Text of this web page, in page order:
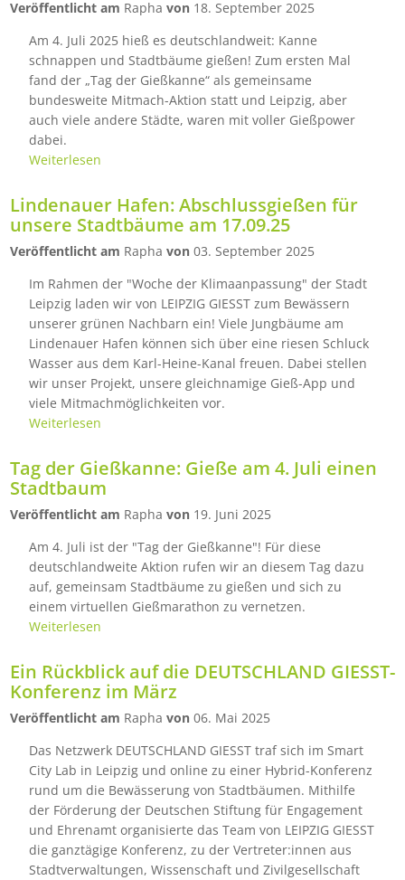
Veröffentlicht am Rapha von 18. September 2025
Am 4. Juli 2025 hieß es deutschlandweit: Kanne
schnappen und Stadtbäume gießen! Zum ersten Mal
fand der „Tag der Gießkanne“ als gemeinsame
bundesweite Mitmach-Aktion statt und Leipzig, aber
auch viele andere Städte, waren mit voller Gießpower
dabei.
Weiterlesen
Lindenauer Hafen: Abschlussgießen für
unsere Stadtbäume am 17.09.25
Veröffentlicht am Rapha von 03. September 2025
Im Rahmen der "Woche der Klimaanpassung" der Stadt
Leipzig laden wir von LEIPZIG GIESST zum Bewässern
unserer grünen Nachbarn ein! Viele Jungbäume am
Lindenauer Hafen können sich über eine riesen Schluck
Wasser aus dem Karl-Heine-Kanal freuen. Dabei stellen
wir unser Projekt, unsere gleichnamige Gieß-App und
viele Mitmachmöglichkeiten vor.
Weiterlesen
Tag der Gießkanne: Gieße am 4. Juli einen
Stadtbaum
Veröffentlicht am Rapha von 19. Juni 2025
Am 4. Juli ist der "Tag der Gießkanne"! Für diese
deutschlandweite Aktion rufen wir an diesem Tag dazu
auf, gemeinsam Stadtbäume zu gießen und sich zu
einem virtuellen Gießmarathon zu vernetzen.
Weiterlesen
Ein Rückblick auf die DEUTSCHLAND GIESST-
Konferenz im März
Veröffentlicht am Rapha von 06. Mai 2025
Das Netzwerk DEUTSCHLAND GIESST traf sich im Smart
City Lab in Leipzig und online zu einer Hybrid-Konferenz
rund um die Bewässerung von Stadtbäumen. Mithilfe
der Förderung der Deutschen Stiftung für Engagement
und Ehrenamt organisierte das Team von LEIPZIG GIESST
die ganztägige Konferenz, zu der Vertreter:innen aus
Stadtverwaltungen, Wissenschaft und Zivilgesellschaft